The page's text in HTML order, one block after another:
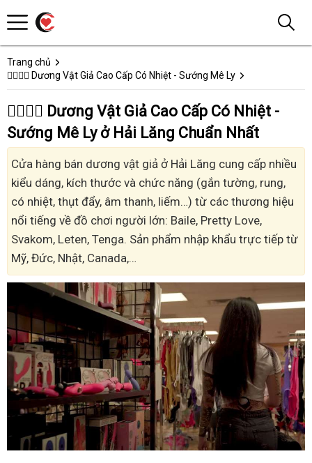
Trang chủ
👩‍❤️‍💋‍👨 Dương Vật Giả Cao Cấp Có Nhiệt - Sướng Mê Ly
👩‍❤️‍💋‍👨 Dương Vật Giả Cao Cấp Có Nhiệt -
Sướng Mê Ly ở Hải Lăng Chuẩn Nhất
Cửa hàng bán dương vật giả ở Hải Lăng cung cấp nhiều
kiểu dáng, kích thước và chức năng (gắn tường, rung,
có nhiệt, thụt đẩy, âm thanh, liếm…) từ các thương hiệu
nổi tiếng về đồ chơi người lớn: Baile, Pretty Love,
Svakom, Leten, Tenga. Sản phẩm nhập khẩu trực tiếp từ
Mỹ, Đức, Nhật, Canada,…